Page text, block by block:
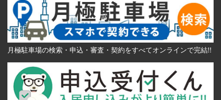
月極駐車場の検索・申込・審査・契約をすべてオンラインで完結!!